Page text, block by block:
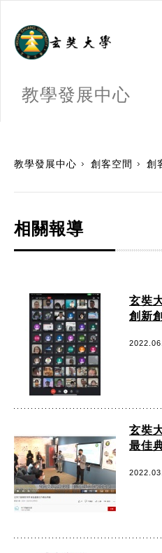
教學發展中心
教學發展中心 創客空間 創
相關報導
玄奘
創新
玄奘
最佳